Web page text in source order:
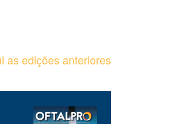
as edições anteriores